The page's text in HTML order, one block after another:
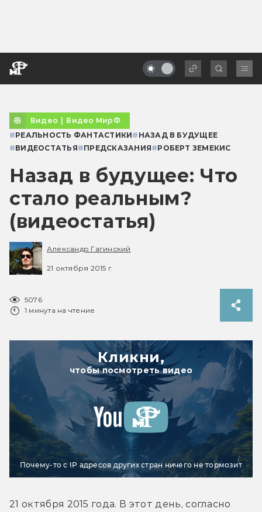
Видео | Видео МирФ
#РЕАЛЬНОСТЬ ФАНТАСТИКИ# НАЗАД В БУДУЩЕЕ
#ВИДЕОСТАТЬЯ#ПРЕДСКАЗАНИЯ#РОБЕРТ ЗЕМЕКИС
Назад в будущее: Что
стало реальным?
(видеостатья)
Александр Гагинский
21 октября 2015 г.
5076
1 минута на чтение
Кликни,
чтобы посмотреть видео
Почему-то с IP адресов других стран ничего не тормозит
21 октября 2015 года. В этот день, согласно